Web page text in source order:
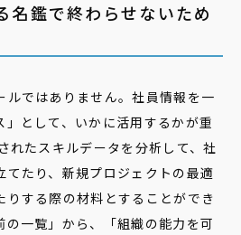
名鑑で終わらせないため
ルではありません。社員情報を一
として、いかに活用するかが重
れたスキルデータを分析して、社
てたり、新規プロジェクトの最適
りする際の材料とすることができ
の一覧」から、「組織の能力を可